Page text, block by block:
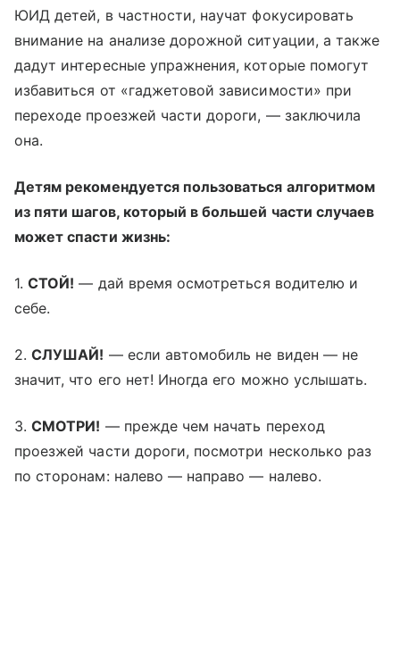
ЮИД детей, в частности, научат фокусировать
внимание на анализе дорожной ситуации, а также
дадут интересные упражнения, которые помогут
избавиться от «гаджетовой зависимости» при
переходе проезжей части дороги, — заключила
она.
Детям рекомендуется пользоваться алгоритмом
из пяти шагов, который в большей части случаев
может спасти жизнь:
1.СТОЙ! — дай время осмотреться водителю и
себе.
2.СЛУШАЙ! — если автомобиль не виден — не
значит, что его нет! Иногда его можно услышать.
3.СМОТРИ! — прежде чем начать переход
проезжей части дороги, посмотри несколько раз
по сторонам: налево — направо — налево.